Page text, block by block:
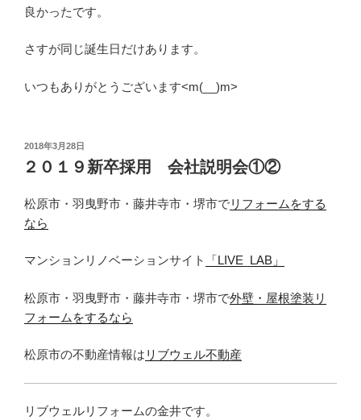
良かったです。
さすが同じ誕生日だけあります。
いつもありがとうございます<m(__)m>
投
稿
日:
2018年3月28日
２０１９新卒採用 会社説明会①②
松原市・羽曳野市・藤井寺市・堺市でリフォームをする
なら
マンションリノベーションサイト 「LIVE_LAB」
松原市・羽曳野市・藤井寺市・堺市で外壁・屋根塗装リ
フォームをするなら
松原市の不動産情報は リブウェル不動産
リブウェルリフォームの金井です。